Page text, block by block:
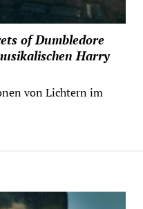
of Dumbledore
Harry
von Lichtern im